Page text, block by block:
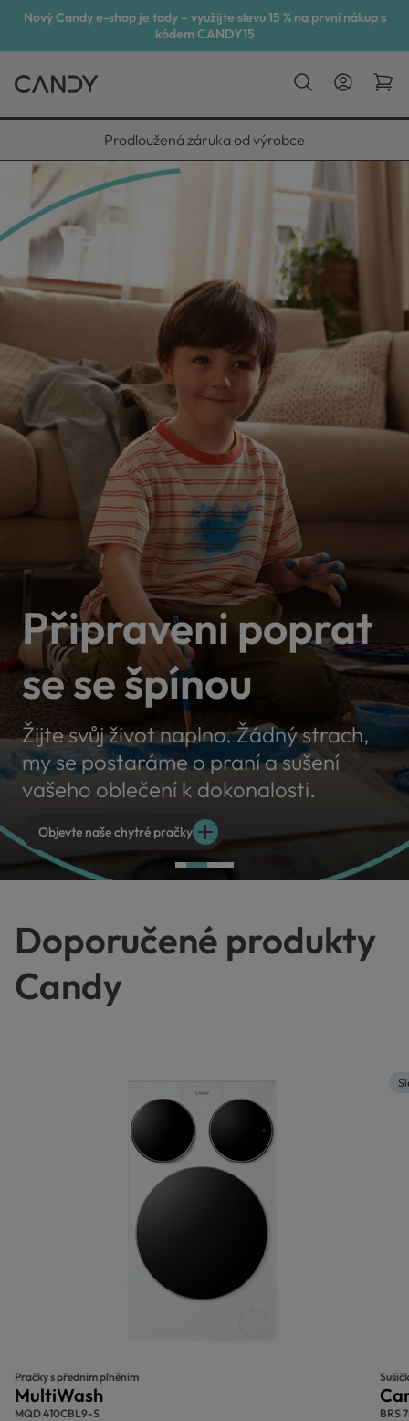
Nový Candy e-shop je tady – využijte slevu 15 % na první nákup s
kódem CANDY15
Vyneseme, zapojíme, odvezeme
Připraveni poprat
se se špínou
Žijte svůj život naplno. Žádný strach,
my se postaráme o praní a sušení
vašeho oblečení k dokonalosti.
Objevte naše chytré pračky
Doporučené produkty
Candy
Pračky s předním plněním
MultiWash
MQD 410CBL9-S BRS